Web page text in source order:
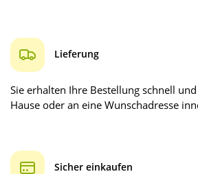
Lieferung
Sie erhalten Ihre Bestellung schnell
Hause oder an eine Wunschadresse
Sicher einkaufen